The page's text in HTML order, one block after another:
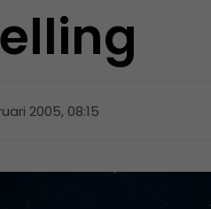
2005, 08:15